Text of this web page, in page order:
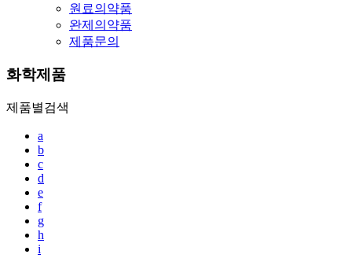
원료의약품
완제의약품
제품문의
화학제품
제품별검색
a
b
c
d
e
f
g
h
i